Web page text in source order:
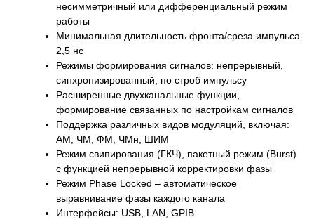
несимметричный или дифференциальный режим
работы
Минимальная длительность фронта/среза импульса
2,5 нс
Режимы формирования сигналов: непрерывный,
синхронизированный, по строб импульсу
Расширенные двухканальные функции,
формирование связанных по настройкам сигналов
Поддержка различных видов модуляций, включая:
АМ, ЧМ, ФМ, ЧМн, ШИМ
Режим свипирования (ГКЧ), пакетный режим (Burst)
с функцией непрерывной корректировки фазы
Режим Phase Locked – автоматическое
выравнивание фазы каждого канала
Интерфейсы: USB, LAN, GPIB